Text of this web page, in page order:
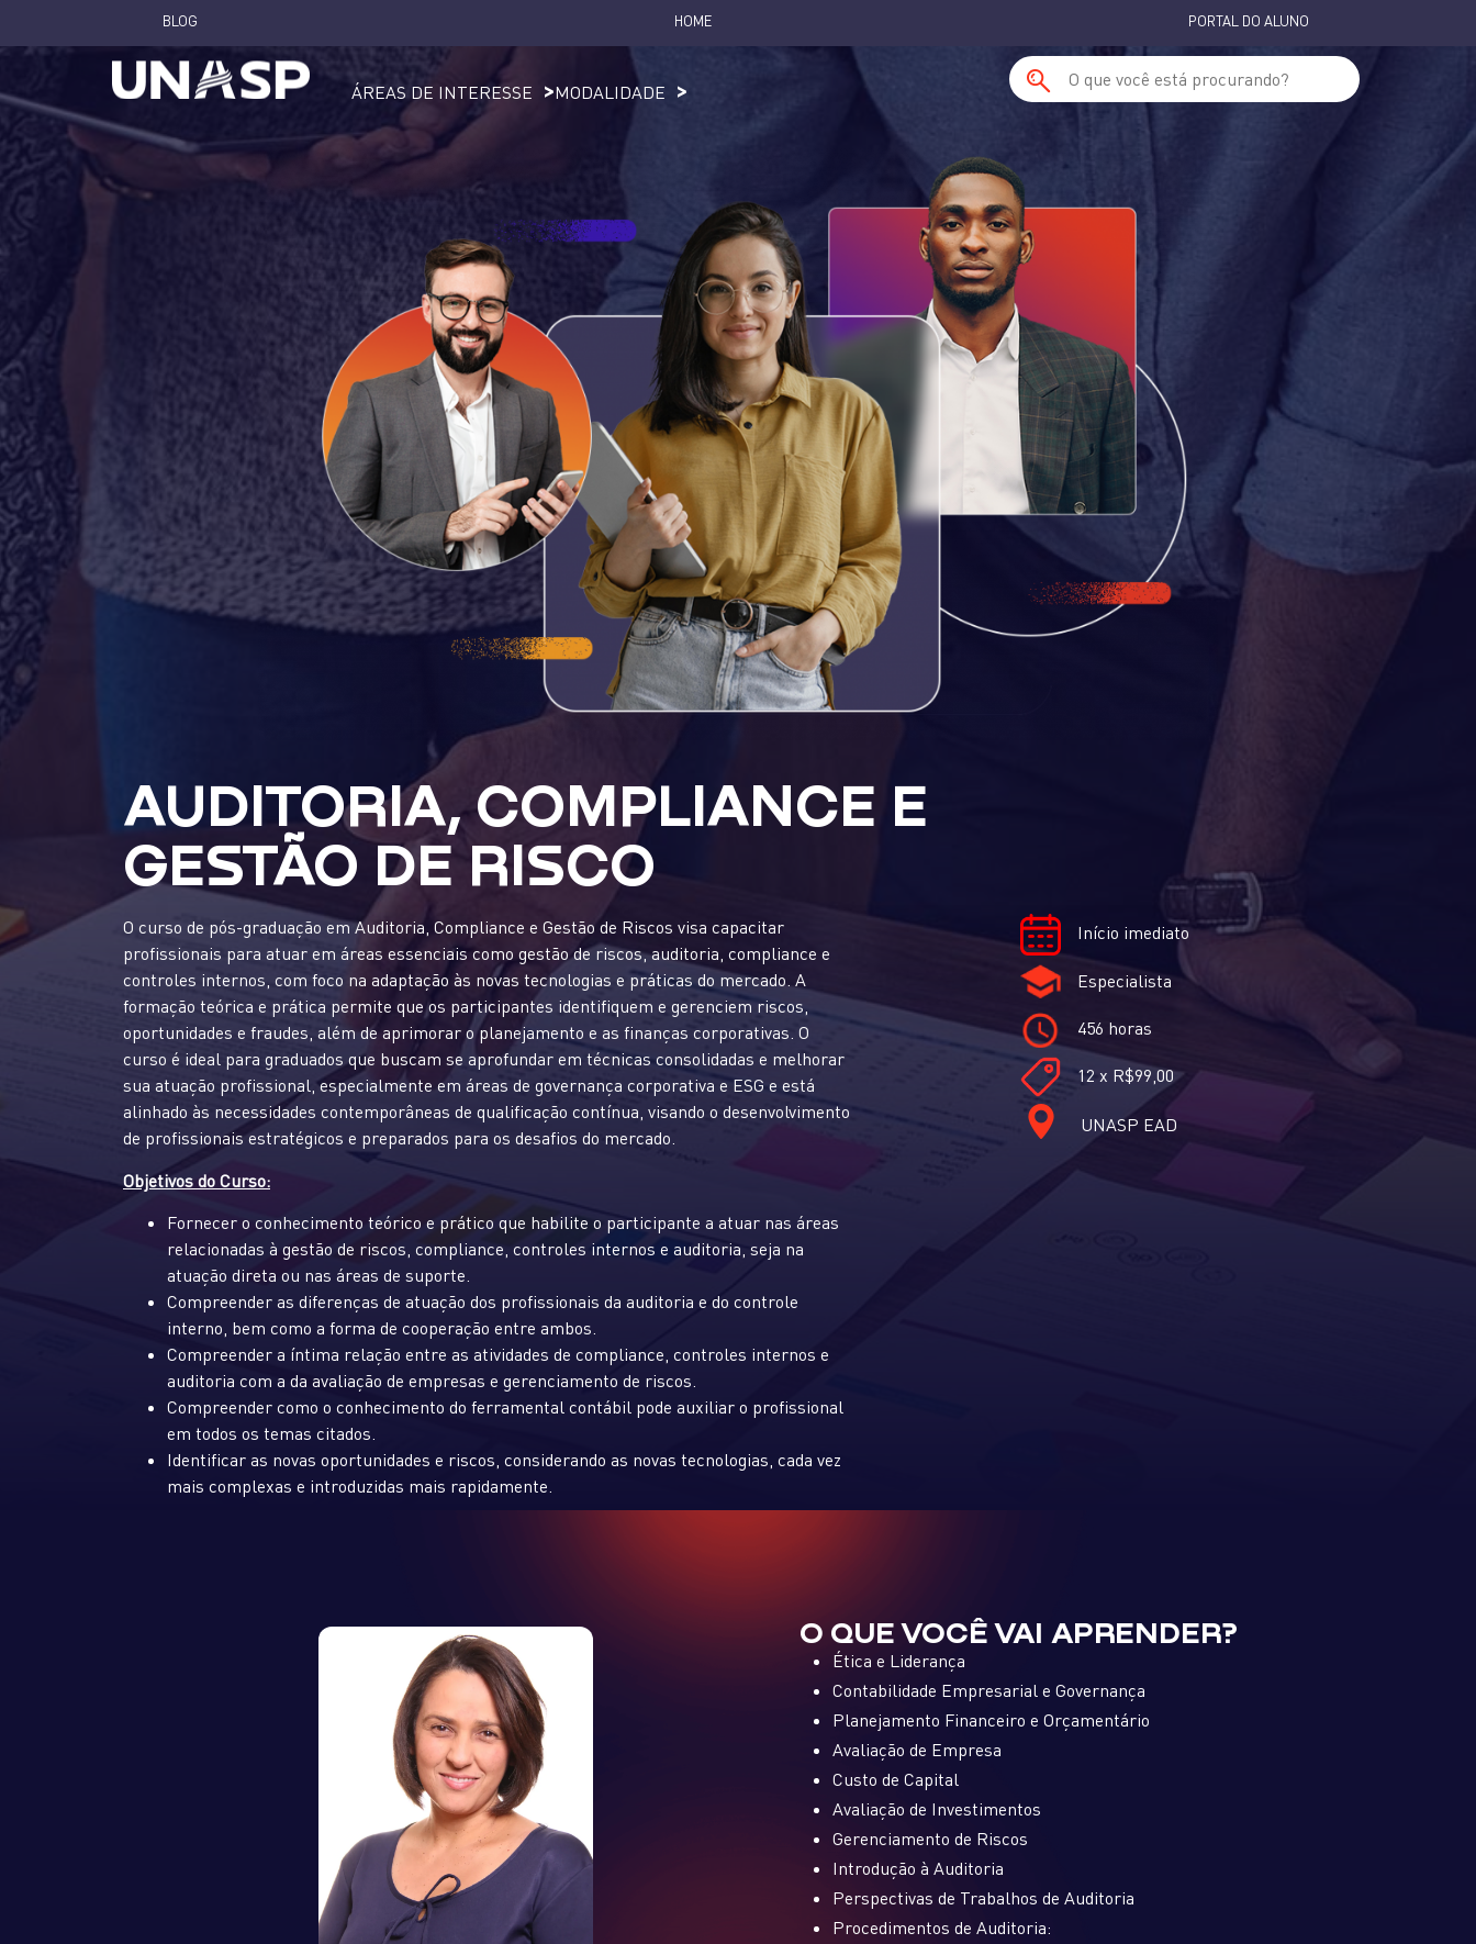
BLOG HOME PORTAL DO ALUNO
ÁREAS DE INTERESSE MODALIDADE
AUDITORIA, COMPLIANCE E
GESTÃO DE RISCO
O curso de pós-graduação em Auditoria, Compliance e Gestão de Riscos visa capacitar
profissionais para atuar em áreas essenciais como gestão de riscos, auditoria, compliance e
controles internos, com foco na adaptação às novas tecnologias e práticas do mercado. A
formação teórica e prática permite que os participantes identifiquem e gerenciem riscos,
oportunidades e fraudes, além de aprimorar o planejamento e as finanças corporativas. O
curso é ideal para graduados que buscam se aprofundar em técnicas consolidadas e melhorar
sua atuação profissional, especialmente em áreas de governança corporativa e ESG e está
alinhado às necessidades contemporâneas de qualificação contínua, visando o desenvolvimento
de profissionais estratégicos e preparados para os desafios do mercado.
Objetivos do Curso:
Fornecer o conhecimento teórico e prático que habilite o participante a atuar nas áreas
relacionadas à gestão de riscos, compliance, controles internos e auditoria, seja na
atuação direta ou nas áreas de suporte.
Compreender as diferenças de atuação dos profissionais da auditoria e do controle
interno, bem como a forma de cooperação entre ambos.
Compreender a íntima relação entre as atividades de compliance, controles internos e
auditoria com a da avaliação de empresas e gerenciamento de riscos.
Compreender como o conhecimento do ferramental contábil pode auxiliar o profissional
em todos os temas citados.
Identificar as novas oportunidades e riscos, considerando as novas tecnologias, cada vez
mais complexas e introduzidas mais rapidamente.
Início imediato
Especialista
456 horas
12 x R$99,00
UNASP EAD
O QUE VOCÊ VAI APRENDER?
Ética e Liderança
Contabilidade Empresarial e Governança
Planejamento Financeiro e Orçamentário
Avaliação de Empresa
Custo de Capital
Avaliação de Investimentos
Gerenciamento de Riscos
Introdução à Auditoria
Perspectivas de Trabalhos de Auditoria
Procedimentos de Auditoria: